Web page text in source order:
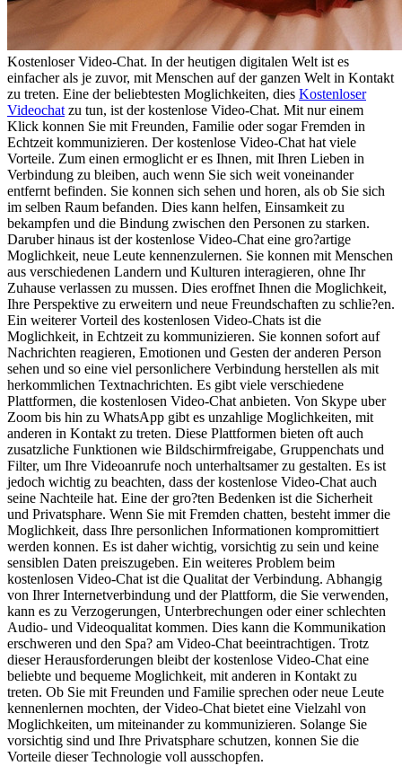
Kostenloser Video-Chat. In der heutigen digitalen Welt ist es
einfacher als je zuvor, mit Menschen auf der ganzen Welt in Kontakt
zu treten. Eine der beliebtesten Moglichkeiten, dies Kostenloser
Videochatzu tun, ist der kostenlose Video-Chat. Mit nur einem
Klick konnen Sie mit Freunden, Familie oder sogar Fremden in
Echtzeit kommunizieren. Der kostenlose Video-Chat hat viele
Vorteile. Zum einen ermoglicht er es Ihnen, mit Ihren Lieben in
Verbindung zu bleiben, auch wenn Sie sich weit voneinander
entfernt befinden. Sie konnen sich sehen und horen, als ob Sie sich
im selben Raum befanden. Dies kann helfen, Einsamkeit zu
bekampfen und die Bindung zwischen den Personen zu starken.
Daruber hinaus ist der kostenlose Video-Chat eine gro?artige
Moglichkeit, neue Leute kennenzulernen. Sie konnen mit Menschen
aus verschiedenen Landern und Kulturen interagieren, ohne Ihr
Zuhause verlassen zu mussen. Dies eroffnet Ihnen die Moglichkeit,
Ihre Perspektive zu erweitern und neue Freundschaften zu schlie?en.
Ein weiterer Vorteil des kostenlosen Video-Chats ist die
Moglichkeit, in Echtzeit zu kommunizieren. Sie konnen sofort auf
Nachrichten reagieren, Emotionen und Gesten der anderen Person
sehen und so eine viel personlichere Verbindung herstellen als mit
herkommlichen Textnachrichten. Es gibt viele verschiedene
Plattformen, die kostenlosen Video-Chat anbieten. Von Skype uber
Zoom bis hin zu WhatsApp gibt es unzahlige Moglichkeiten, mit
anderen in Kontakt zu treten. Diese Plattformen bieten oft auch
zusatzliche Funktionen wie Bildschirmfreigabe, Gruppenchats und
Filter, um Ihre Videoanrufe noch unterhaltsamer zu gestalten. Es ist
jedoch wichtig zu beachten, dass der kostenlose Video-Chat auch
seine Nachteile hat. Eine der gro?ten Bedenken ist die Sicherheit
und Privatsphare. Wenn Sie mit Fremden chatten, besteht immer die
Moglichkeit, dass Ihre personlichen Informationen kompromittiert
werden konnen. Es ist daher wichtig, vorsichtig zu sein und keine
sensiblen Daten preiszugeben. Ein weiteres Problem beim
kostenlosen Video-Chat ist die Qualitat der Verbindung. Abhangig
von Ihrer Internetverbindung und der Plattform, die Sie verwenden,
kann es zu Verzogerungen, Unterbrechungen oder einer schlechten
Audio- und Videoqualitat kommen. Dies kann die Kommunikation
erschweren und den Spa? am Video-Chat beeintrachtigen. Trotz
dieser Herausforderungen bleibt der kostenlose Video-Chat eine
beliebte und bequeme Moglichkeit, mit anderen in Kontakt zu
treten. Ob Sie mit Freunden und Familie sprechen oder neue Leute
kennenlernen mochten, der Video-Chat bietet eine Vielzahl von
Moglichkeiten, um miteinander zu kommunizieren. Solange Sie
vorsichtig sind und Ihre Privatsphare schutzen, konnen Sie die
Vorteile dieser Technologie voll ausschopfen.